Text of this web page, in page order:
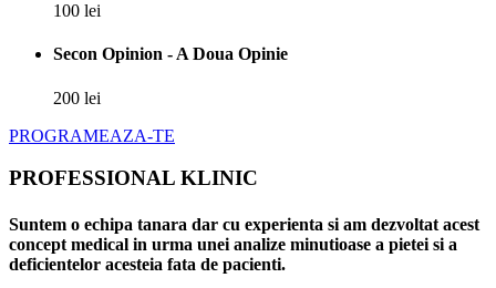
100 lei
Secon Opinion - A Doua Opinie
200 lei
PROGRAMEAZA-TE
PROFESSIONAL KLINIC
Suntem o echipa tanara dar cu experienta si am dezvoltat acest
concept medical in urma unei analize minutioase a pietei si a
deficientelor acesteia fata de pacienti.